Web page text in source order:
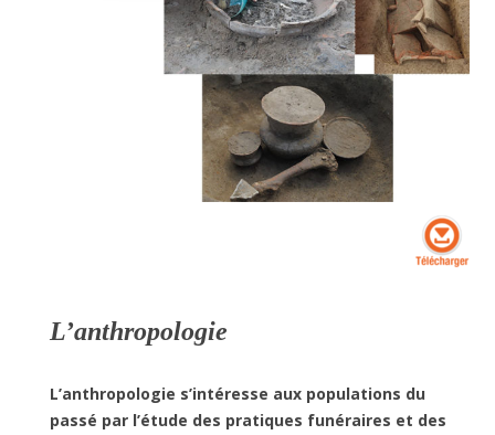
L’anthropologie
L’anthropologie s’intéresse aux populations du
passé par l’étude des pratiques funéraires et des